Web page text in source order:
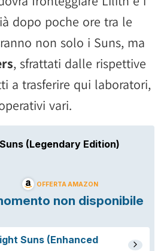
dopo poche ore tra le
non solo i Suns, ma
, sfrattati dalle rispettive
a trasferire qui laboratori,
vari.